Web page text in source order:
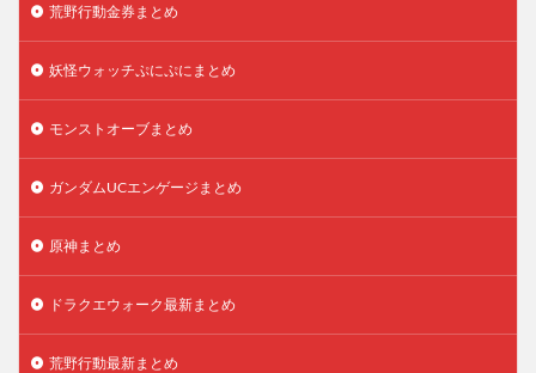
荒野行動金券まとめ
妖怪ウォッチぷにぷにまとめ
モンストオーブまとめ
ガンダムUCエンゲージまとめ
原神まとめ
ドラクエウォーク最新まとめ
荒野行動最新まとめ